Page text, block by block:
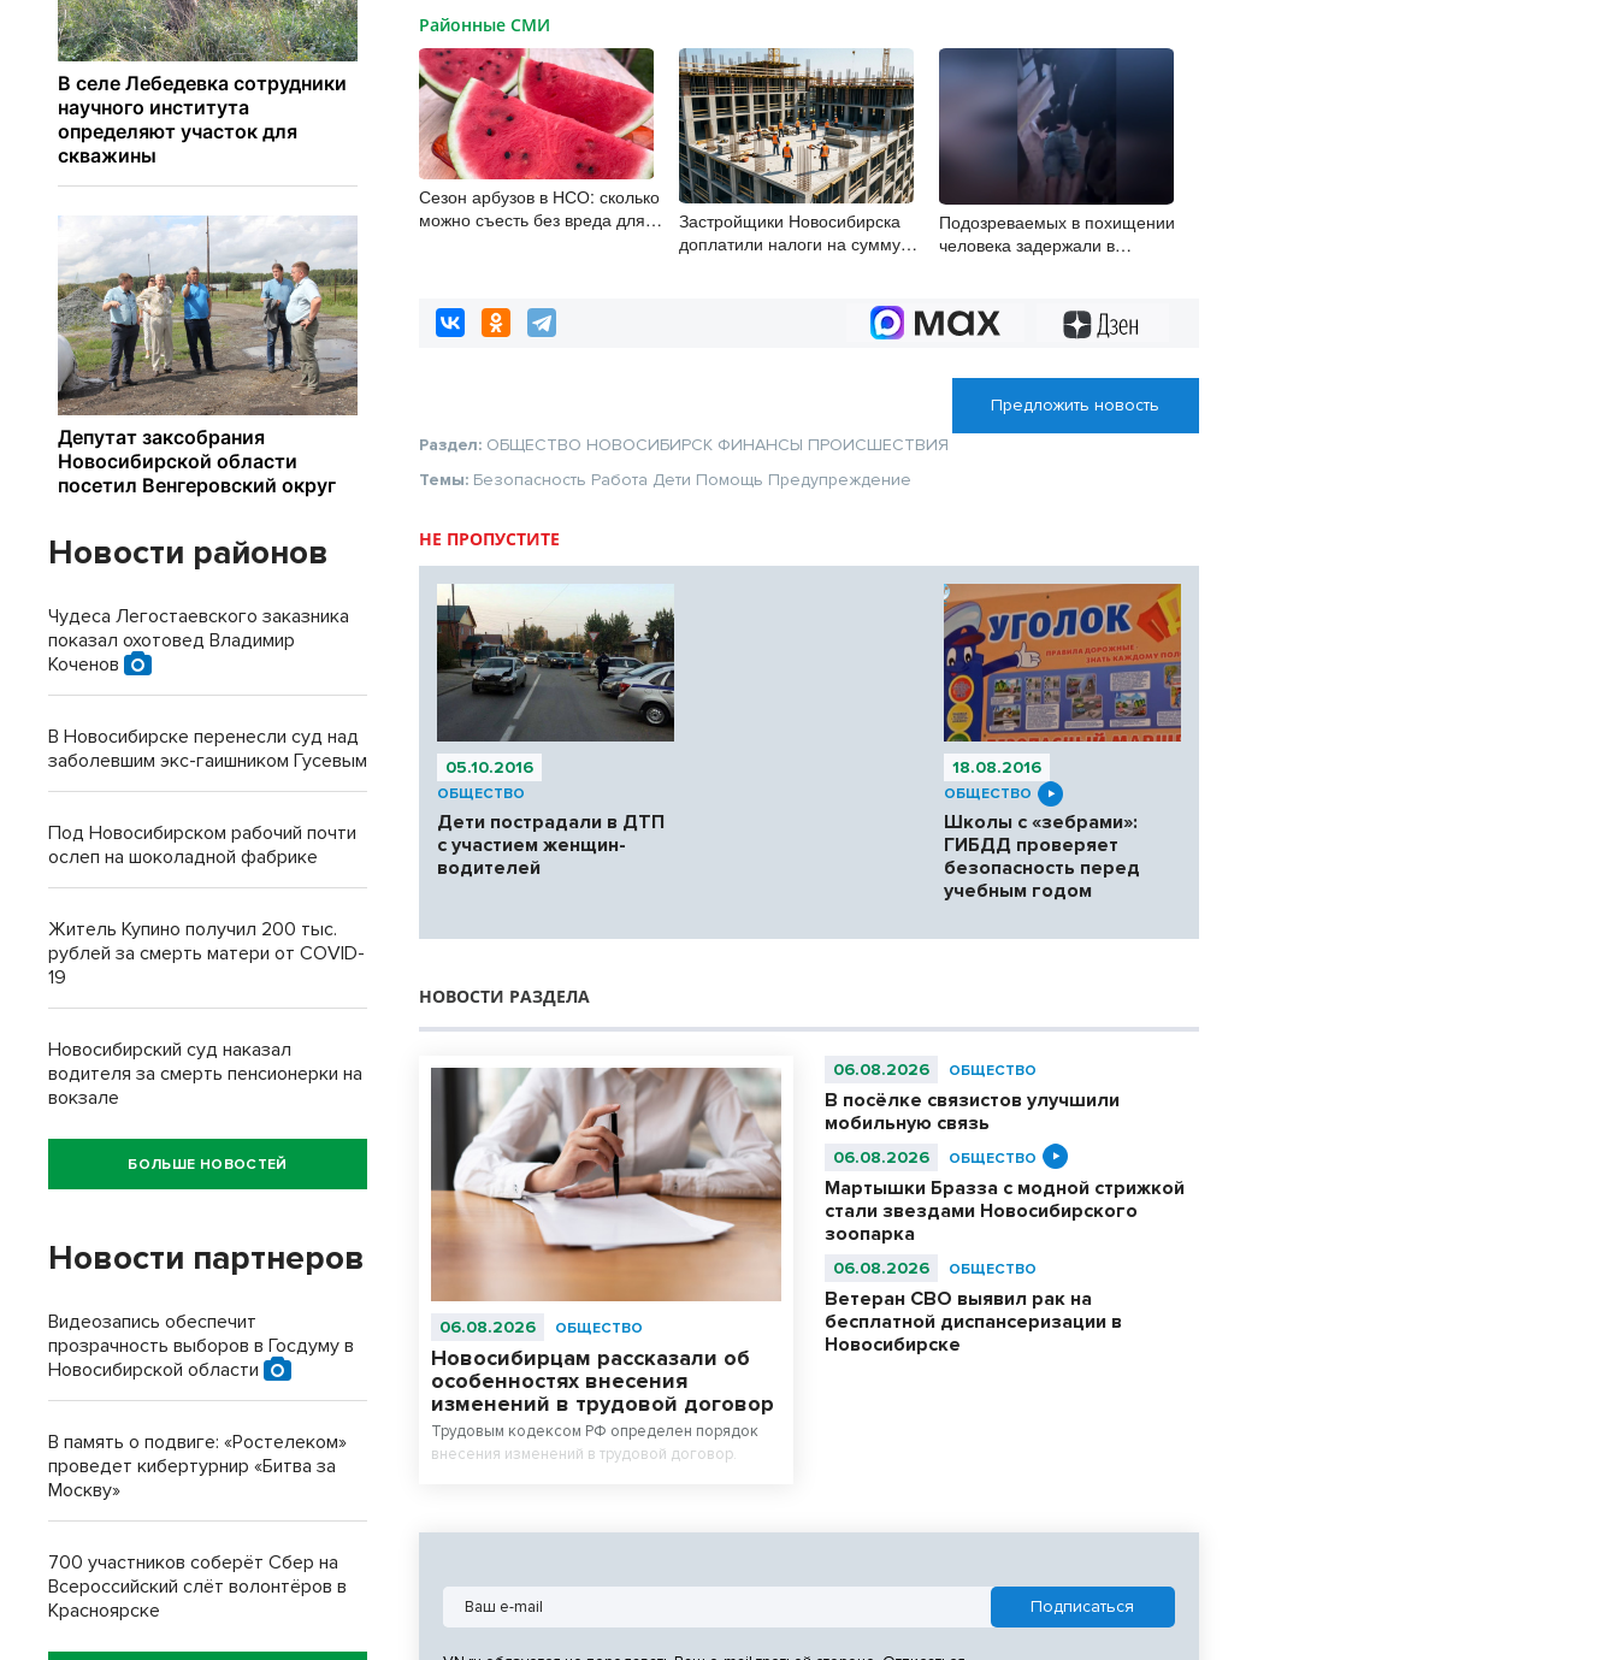
Районные СМИ
Сезон арбузов в НСО: сколько
можно съесть без вреда для
Застройщики Новосибирска
доплатили налоги на сумму
Подозреваемых в похищении
человека задержали в
Предложить новость
Раздел: ОБЩЕСТВО НОВОСИБИРСК ФИНАНСЫ ПРОИСШЕСТВИЯ
Темы: Безопасность Работа Дети Помощь Предупреждение
НЕ ПРОПУСТИТЕ
05.10.2016
ОБЩЕСТВО
Дети пострадали в ДТП
с участием женщин-
водителей
18.08.2016
ОБЩЕСТВО
Школы с «зебрами»:
ГИБДД проверяет
безопасность перед
учебным годом
НОВОСТИ РАЗДЕЛА
06.08.2026 ОБЩЕСТВО
Новосибирцам рассказали об
особенностях внесения
изменений в трудовой договор
Трудовым кодексом РФ определен порядок
внесения изменений в трудовой договор.
06.08.2026 ОБЩЕСТВО
В посёлке связистов улучшили
мобильную связь
06.08.2026 ОБЩЕСТВО
Мартышки Бразза с модной стрижкой
стали звездами Новосибирского
зоопарка
06.08.2026 ОБЩЕСТВО
Ветеран СВО выявил рак на
бесплатной диспансеризации в
Новосибирске
Новости районов
Чудеса Легостаевского заказника
показал охотовед Владимир
Коченов
В Новосибирске перенесли суд над
заболевшим экс-гаишником Гусевым
Под Новосибирском рабочий почти
ослеп на шоколадной фабрике
Житель Купино получил 200 тыс.
рублей за смерть матери от COVID-
19
Новосибирский суд наказал
водителя за смерть пенсионерки на
вокзале
БОЛЬШЕ НОВОСТЕЙ
Новости партнеров
Видеозапись обеспечит
прозрачность выборов в Госдуму в
Новосибирской области
В память о подвиге: «Ростелеком»
проведет кибертурнир «Битва за
Москву»
700 участников соберёт Сбер на
Всероссийский слёт волонтёров в
Красноярске